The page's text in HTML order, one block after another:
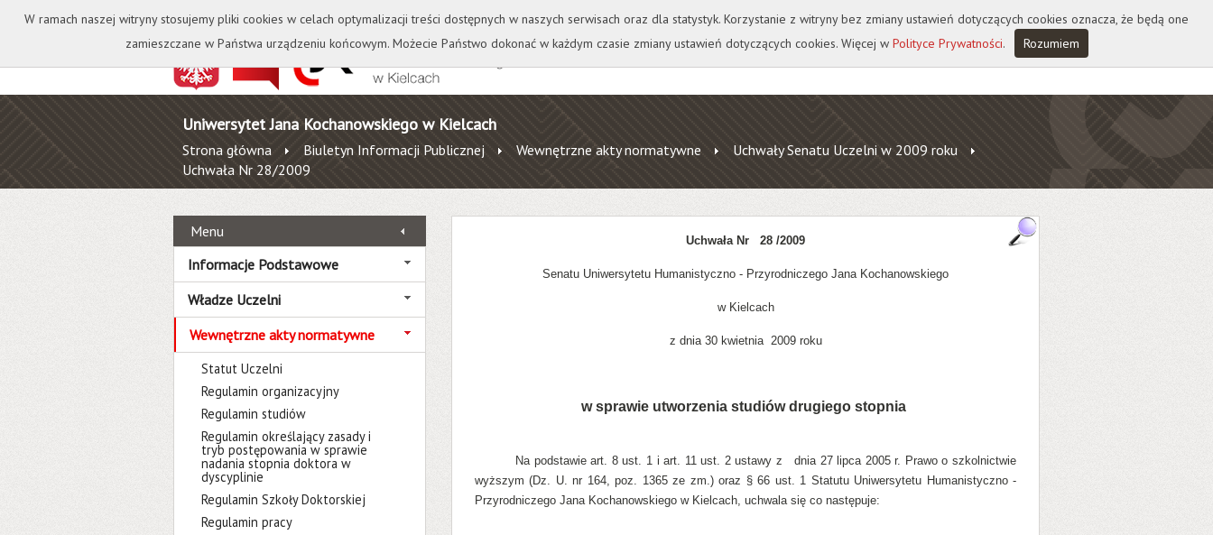
Kontakt Biblioteka Wydawnictwo Wirtualna Uczelnia A A A A
Uniwersytet Jana Kochanowskiego w Kielcach
Strona główna Biuletyn Informacji Publicznej Wewnętrzne akty normatywne
Uchwały Senatu Uczelni w 2009 roku
Uchwała Nr 28/2009
Menu
Informacje Podstawowe
Władze Uczelni
Wewnętrzne akty normatywne
Statut Uczelni
Regulamin organizacyjny
Regulamin studiów
Regulamin określający zasady i
tryb postępowania w sprawie
nadania stopnia doktora w
dyscyplinie
Regulamin Szkoły Doktorskiej
Regulamin pracy
Uchwała Nr 28 /2009
Senatu Uniwersytetu Humanistyczno - Przyrodniczego Jana Kochanowskiego
w Kielcach
z dnia 30 kwietnia 2009 roku
w sprawie utworzenia studiówdrugiego stopnia
Na podstawie art. 8 ust. 1 i art. 11 ust. 2 ustawy z dnia 27 lipca 2005 r. Prawo o szkolnictwie
wyższym (Dz. U. nr 164, poz. 1365 ze zm.) oraz § 66 ust. 1 Statutu Uniwersytetu Humanistyczno -
Przyrodniczego Jana Kochanowskiego w Kielcach, uchwala się co następuje:
W ramach naszej witryny stosujemy pliki cookies w celach optymalizacji treści dostępnych w naszych serwisach oraz dla statystyk. Korzystanie z witryny bez zmiany ustawień dotyczących cookies oznacza, że będą one
zamieszczane w Państwa urządzeniu końcowym. Możecie Państwo dokonać w każdym czasie zmiany ustawień dotyczących cookies. Więcej w Polityce Prywatności. Rozumiem